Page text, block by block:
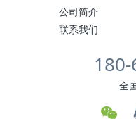
公司简介
联系我们
全